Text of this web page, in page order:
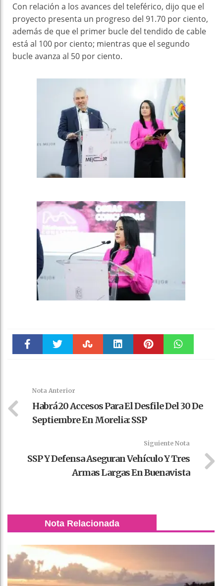
Con relación a los avances del teleférico, dijo que el
proyecto presenta un progreso del 91.70 por ciento,
además de que el primer bucle del tendido de cable
está al 100 por ciento; mientras que el segundo
bucle avanza al 50 por ciento.
Nota Anterior
Habrá 20 Accesos Para El Desfile Del 30 De
Septiembre En Morelia: SSP
Siguiente Nota
SSP Y Defensa Aseguran Vehículo Y Tres
Armas Largas En Buenavista
Nota Relacionada